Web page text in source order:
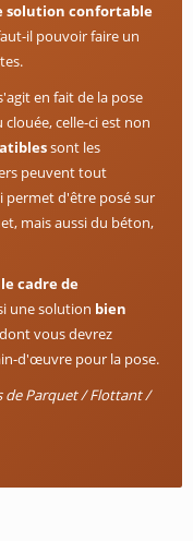
solution confortable
il pouvoir faire un
en fait de la pose
celle-ci est non
sont les
peuvent tout
permet d'être posé sur
mais aussi du béton,
cadre de
une solution bien
vous devrez
d'œuvre pour la pose.
de Parquet / Flottant /